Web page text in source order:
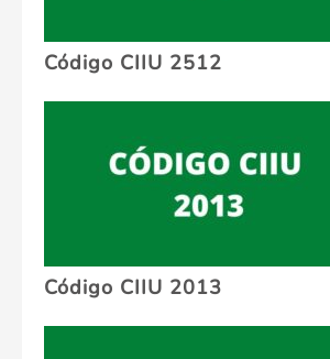
Código CIIU 2512
Código CIIU 2013